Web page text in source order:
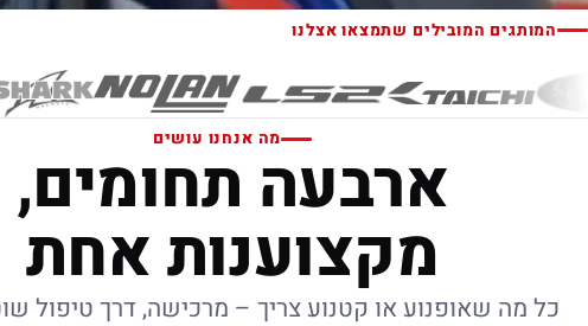
המותגים המובילים שתמצאו אצלנו
מה אנחנו עושים
ארבעה תחומים,
מקצוענות אחת
כל מה שאופנוע או קטנוע צריך – מרכישה, דרך טיפול